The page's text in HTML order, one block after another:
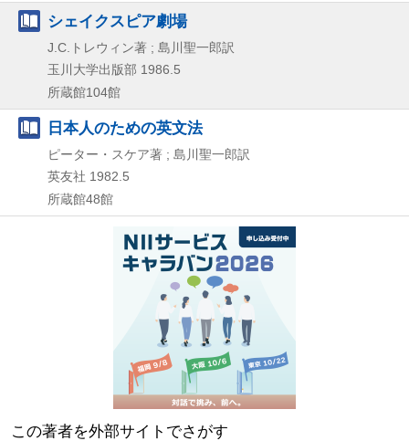
シェイクスピア劇場
J.C.トレウィン著 ; 島川聖一郎訳
玉川大学出版部 1986.5
所蔵館104館
日本人のための英文法
ピーター・スケア著 ; 島川聖一郎訳
英友社 1982.5
所蔵館48館
この著者を外部サイトでさがす